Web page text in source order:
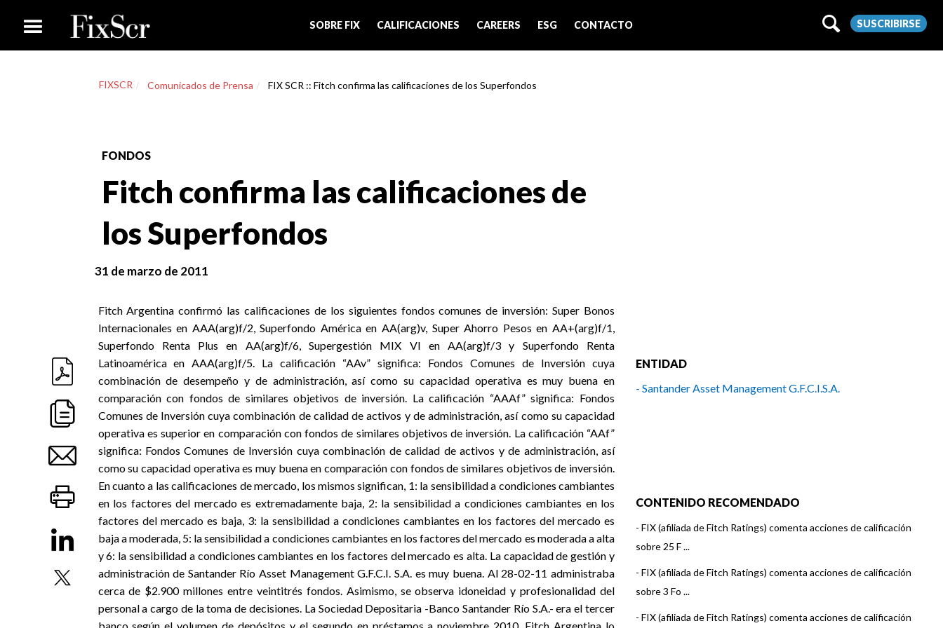
SOBRE FIX CALIFICACIONES CAREERS ESG CONTACTO SUSCRIBIRSE
FIXSCR Comunicados de Prensa FIX SCR :: Fitch confirma las calificaciones de los Superfondos
FONDOS
Fitch confirma las calificaciones de
los Superfondos
31 de marzo de 2011
Fitch Argentina confirmó las calificaciones de los siguientes fondos comunes de inversión: Super Bonos
Internacionales en AAA(arg)f/2, Superfondo América en AA(arg)v, Super Ahorro Pesos en AA+(arg)f/1,
Superfondo Renta Plus en AA(arg)f/6, Supergestión MIX VI en AA(arg)f/3 y Superfondo Renta
Latinoamérica en AAA(arg)f/5. La calificación “AAv” significa: Fondos Comunes de Inversión cuya
combinación de desempeño y de administración, así como su capacidad operativa es muy buena en
comparación con fondos de similares objetivos de inversión. La calificación “AAAf” significa: Fondos
Comunes de Inversión cuya combinación de calidad de activos y de administración, así como su capacidad
operativa es superior en comparación con fondos de similares objetivos de inversión. La calificación “AAf”
significa: Fondos Comunes de Inversión cuya combinación de calidad de activos y de administración, así
como su capacidad operativa es muy buena en comparación con fondos de similares objetivos de inversión.
En cuanto a las calificaciones de mercado, los mismos significan, 1: la sensibilidad a condiciones cambiantes
en los factores del mercado es extremadamente baja, 2: la sensibilidad a condiciones cambiantes en los
factores del mercado es baja, 3: la sensibilidad a condiciones cambiantes en los factores del mercado es
baja a moderada, 5: la sensibilidad a condiciones cambiantes en los factores del mercado es moderada a alta
y 6: la sensibilidad a condiciones cambiantes en los factores del mercado es alta. La capacidad de gestión y
administración de Santander Río Asset Management G.F.C.I. S.A. es muy buena. Al 28-02-11 administraba
cerca de $2.900 millones entre veintitrés fondos. Asimismo, se observa idoneidad y profesionalidad del
personal a cargo de la toma de decisiones. La Sociedad Depositaria -Banco Santander Río S.A.- era el tercer
ENTIDAD
- Santander Asset Management G.F.C.I.S.A.
CONTENIDO RECOMENDADO
- FIX (afiliada de Fitch Ratings) comenta acciones de calificación
sobre 25 F ...
- FIX (afiliada de Fitch Ratings) comenta acciones de calificación
sobre 3 Fo ...
- FIX (afiliada de Fitch Ratings) comenta acciones de calificación